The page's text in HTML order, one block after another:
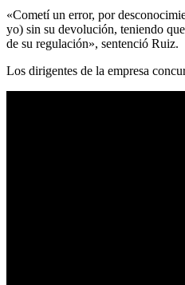
«Cometí un error, por
yo) sin su devolución, teniendo
de su regulación», sentenció Ruiz.
Los dirigentes de la empresa